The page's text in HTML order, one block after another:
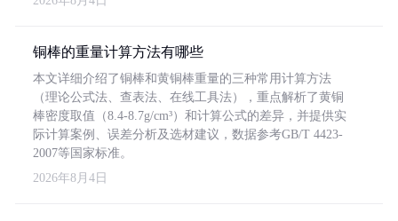
铜棒的重量计算方法有哪些
本文详细介绍了铜棒和黄铜棒重量的三种常用计算方法
（理论公式法、查表法、在线工具法），重点解析了黄铜
棒密度取值（8.4-8.7g/cm³）和计算公式的差异，并提供实
际计算案例、误差分析及选材建议，数据参考GB/T 4423-
2007等国家标准。
2026年8月4日